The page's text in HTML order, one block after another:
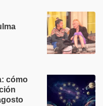
cómo